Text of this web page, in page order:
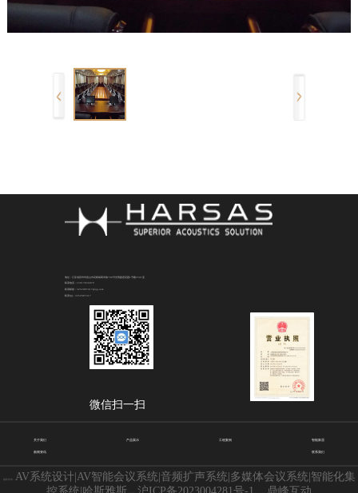
地址：江苏省苏州市昆山市花桥镇商详路708号光明捷座花园1号楼2501室
联系电话：15917835879
联系邮箱：3252087417@qq.com
联系QQ：3252087417
微信扫一扫
关于我们 产品展示 工程案例 智能家居
新闻资讯 联系我们
版权所有：
AV系统设计|AV智能会议系统|音频扩声系统|多媒体会议系统|智能化集